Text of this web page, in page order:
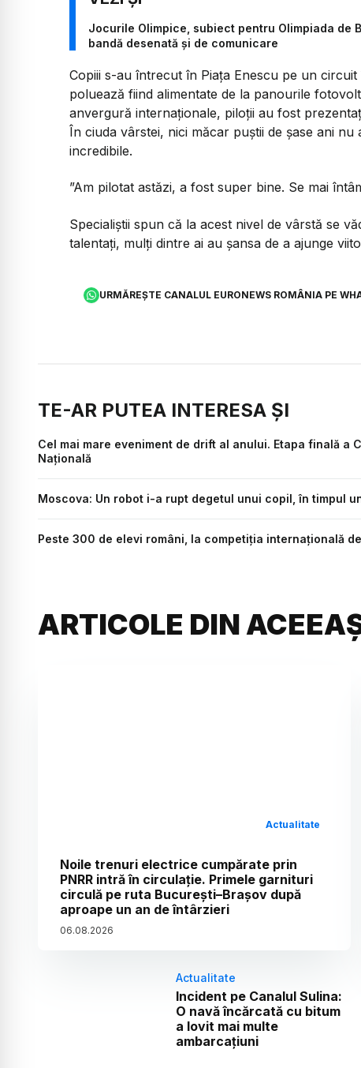
Jocurile Olimpice, subiect pentru Olimpiada de
bandă desenată și de comunicare
Copiii s-au întrecut în Piața Enescu pe un
poluează fiind alimentate de la panourile
anvergură internaționale, piloții au fost
În ciuda vârstei, nici măcar puștii de șase ani
incredibile.
”Am pilotat astăzi, a fost super bine. Se mai
Specialiștii spun că la acest nivel de vârstă se
talentați, mulți dintre ai au șansa de a ajunge
URMĂREȘTE CANALUL EURONEWS ROMÂNIA PE
TE-AR PUTEA INTERESA ȘI
Cel mai mare eveniment de drift al anului. Etapa finală a
Națională
Moscova: Un robot i-a rupt degetul unui copil, în timpul
Peste 300 de elevi români, la competiția internațională
ARTICOLE DIN
Actualitate
Noile trenuri electrice cumpărate prin
PNRR intră în circulație. Primele garnituri
circulă pe ruta București–Brașov după
aproape un an de întârzieri
06.08.2026
Actualitate
Incident pe Canalul Sulina:
O navă încărcată cu bitum
a lovit mai multe
ambarcațiuni